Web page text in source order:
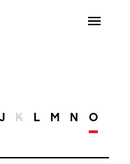
J K L M N O